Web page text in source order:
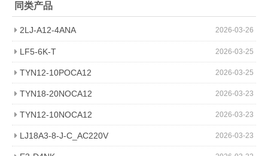
同类产品
2026-03-26
2LJ-A12-4ANA
2026-03-25
LF5-6K-T
2026-03-25
TYN12-10POCA12
2026-03-23
TYN18-20NOCA12
2026-03-23
TYN12-10NOCA12
2026-03-23
LJ18A3-8-J-C_AC220V